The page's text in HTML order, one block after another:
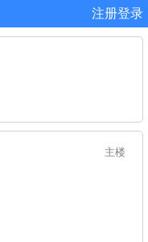
注册登录
主楼